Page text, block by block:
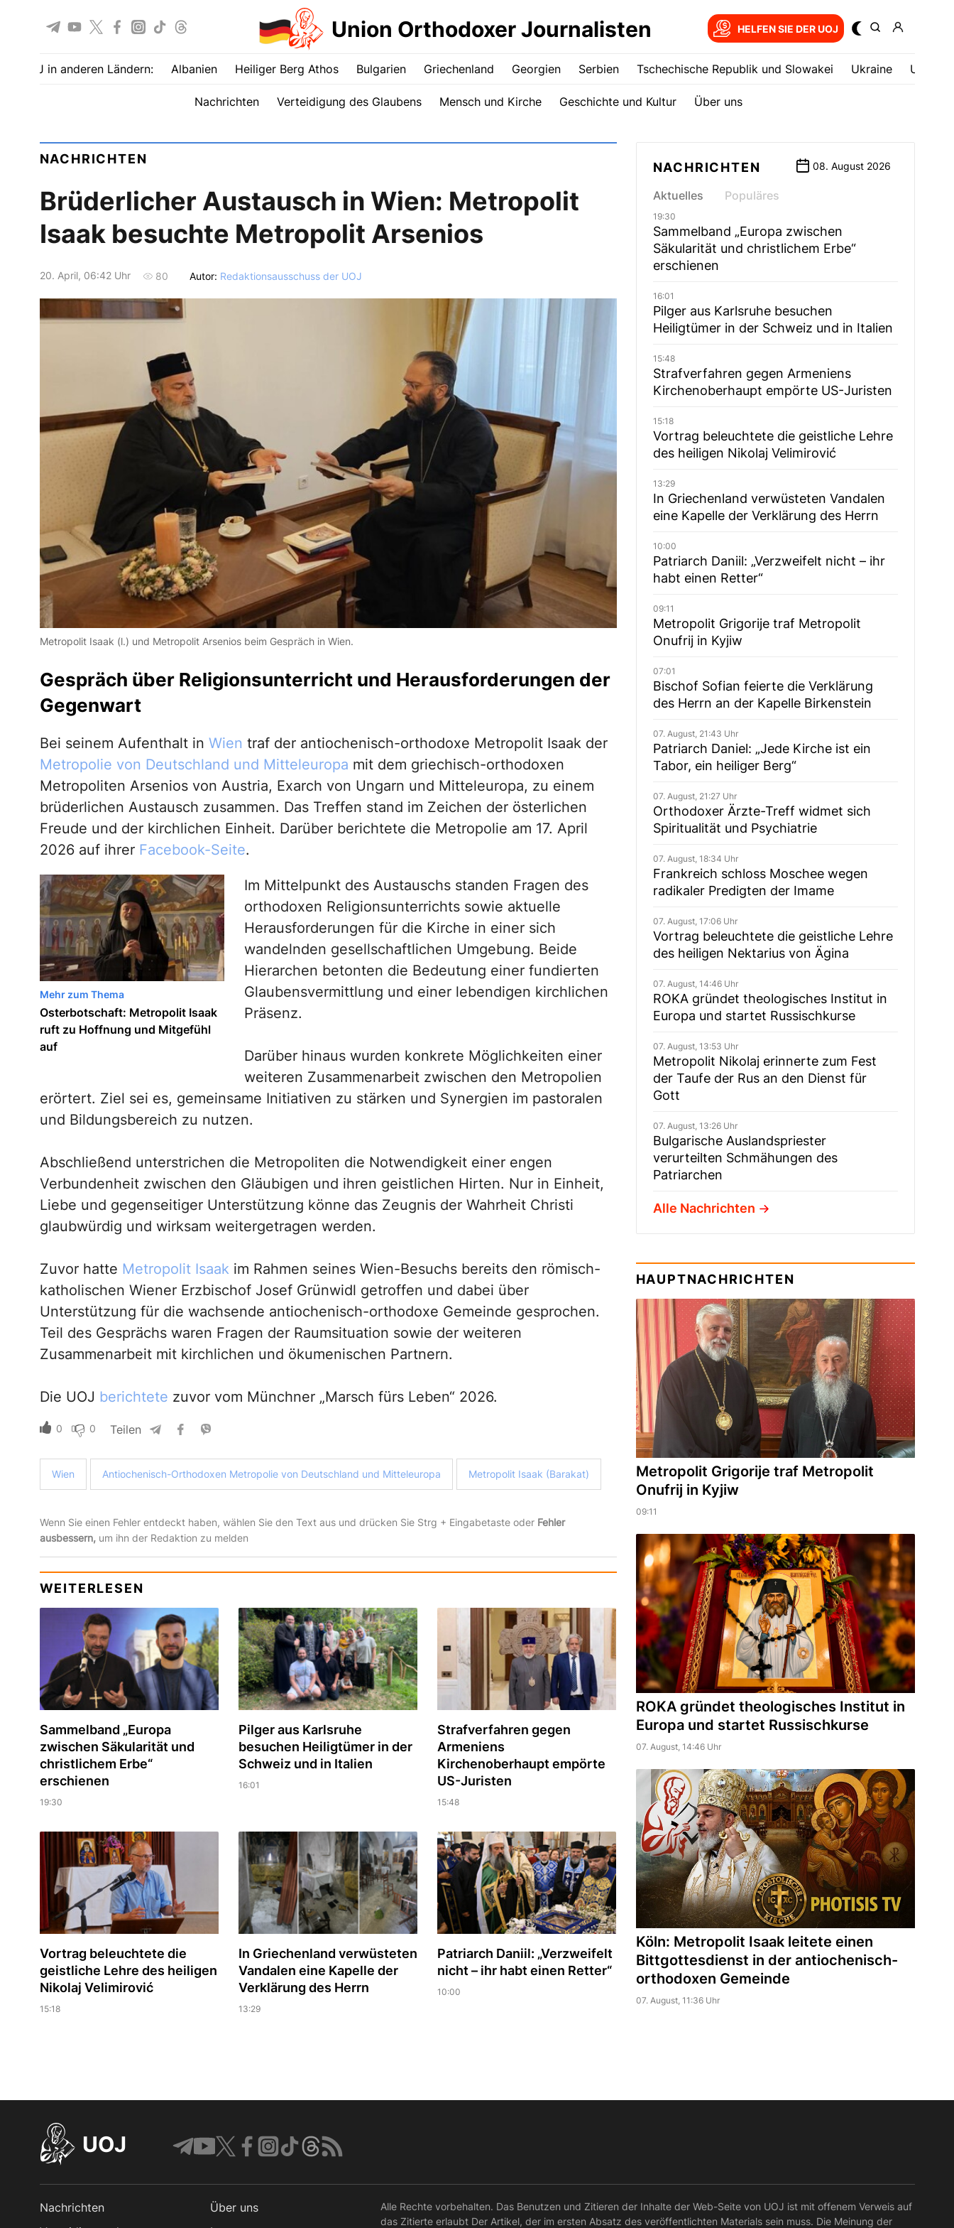
Union Orthodoxer Journalisten HELFEN SIE DER UOJ
UOJ in anderen Ländern: Albanien Heiliger Berg Athos Bulgarien Griechenland Georgien Serbien Tschechische Republik und Slowakei Ukrainе USA
Nachrichten Verteidigung des Glaubens Mensch und Kirche Geschichte und Kultur Über uns
NACHRICHTEN
Brüderlicher Austausch in Wien: Metropolit
Isaak besuchte Metropolit Arsenios
20. April, 06:42 Uhr 80 Autor: Redaktionsausschuss der UOJ
Metropolit Isaak (l.) und Metropolit Arsenios beim Gespräch in Wien.
Gespräch über Religionsunterricht und Herausforderungen der
Gegenwart
Bei seinem Aufenthalt in Wien traf der antiochenisch-orthodoxe Metropolit Isaak der
Metropolie von Deutschland und Mitteleuropa mit dem griechisch-orthodoxen
Metropoliten Arsenios von Austria, Exarch von Ungarn und Mitteleuropa, zu einem
brüderlichen Austausch zusammen. Das Treffen stand im Zeichen der österlichen
Freude und der kirchlichen Einheit. Darüber berichtete die Metropolie am 17. April
2026 auf ihrer Facebook-Seite.
Mehr zum Thema
Osterbotschaft: Metropolit Isaak
ruft zu Hoffnung und Mitgefühl
auf
Im Mittelpunkt des Austauschs standen Fragen des
orthodoxen Religionsunterrichts sowie aktuelle
Herausforderungen für die Kirche in einer sich
wandelnden gesellschaftlichen Umgebung. Beide
Hierarchen betonten die Bedeutung einer fundierten
Glaubensvermittlung und einer lebendigen kirchlichen
Präsenz.
Darüber hinaus wurden konkrete Möglichkeiten einer
weiteren Zusammenarbeit zwischen den Metropolien
erörtert. Ziel sei es, gemeinsame Initiativen zu stärken und Synergien im pastoralen
und Bildungsbereich zu nutzen.
Abschließend unterstrichen die Metropoliten die Notwendigkeit einer engen
Verbundenheit zwischen den Gläubigen und ihren geistlichen Hirten. Nur in Einheit,
Liebe und gegenseitiger Unterstützung könne das Zeugnis der Wahrheit Christi
glaubwürdig und wirksam weitergetragen werden.
Zuvor hatte Metropolit Isaakim Rahmen seines Wien-Besuchs bereits den römisch-
katholischen Wiener Erzbischof Josef Grünwidl getroffen und dabei über
Unterstützung für die wachsende antiochenisch-orthodoxe Gemeinde gesprochen.
Teil des Gesprächs waren Fragen der Raumsituation sowie der weiteren
Zusammenarbeit mit kirchlichen und ökumenischen Partnern.
Die UOJ berichtete zuvor vom Münchner „Marsch fürs Leben“ 2026.
0 0 Teilen
Wien Antiochenisch-Orthodoxen Metropolie von Deutschland und Mitteleuropa Metropolit Isaak (Barakat)
Wenn Sie einen Fehler entdeckt haben, wählen Sie den Text aus und drücken Sie Strg + Eingabetaste oder Fehler
ausbessern,um ihn der Redaktion zu melden
WEITERLESEN
Sammelband „Europa
zwischen Säkularität und
christlichem Erbe“
erschienen
19:30
Pilger aus Karlsruhe
besuchen Heiligtümer in der
Schweiz und in Italien
16:01
Strafverfahren gegen
Armeniens
Kirchenoberhaupt empörte
US-Juristen
15:48
Vortrag beleuchtete die
geistliche Lehre des heiligen
Nikolaj Velimirović
15:18
In Griechenland verwüsteten
Vandalen eine Kapelle der
Verklärung des Herrn
13:29
Patriarch Daniil: „Verzweifelt
nicht – ihr habt einen Retter“
10:00
NACHRICHTEN 08. August 2026
Aktuelles Populäres
19:30
Sammelband „Europa zwischen
Säkularität und christlichem Erbe“
erschienen
16:01
Pilger aus Karlsruhe besuchen
Heiligtümer in der Schweiz und in Italien
15:48
Strafverfahren gegen Armeniens
Kirchenoberhaupt empörte US-Juristen
15:18
Vortrag beleuchtete die geistliche Lehre
des heiligen Nikolaj Velimirović
13:29
In Griechenland verwüsteten Vandalen
eine Kapelle der Verklärung des Herrn
10:00
Patriarch Daniil: „Verzweifelt nicht – ihr
habt einen Retter“
09:11
Metropolit Grigorije traf Metropolit
Onufrij in Kyjiw
07:01
Bischof Sofian feierte die Verklärung
des Herrn an der Kapelle Birkenstein
07. August, 21:43 Uhr
Patriarch Daniel: „Jede Kirche ist ein
Tabor, ein heiliger Berg“
07. August, 21:27 Uhr
Orthodoxer Ärzte-Treff widmet sich
Spiritualität und Psychiatrie
07. August, 18:34 Uhr
Frankreich schloss Moschee wegen
radikaler Predigten der Imame
07. August, 17:06 Uhr
Vortrag beleuchtete die geistliche Lehre
des heiligen Nektarius von Ägina
07. August, 14:46 Uhr
ROKA gründet theologisches Institut in
Europa und startet Russischkurse
07. August, 13:53 Uhr
Metropolit Nikolaj erinnerte zum Fest
der Taufe der Rus an den Dienst für
Gott
07. August, 13:26 Uhr
Bulgarische Auslandspriester
verurteilten Schmähungen des
Patriarchen
Alle Nachrichten
HAUPTNACHRICHTEN
Metropolit Grigorije traf Metropolit
Onufrij in Kyjiw
09:11
ROKA gründet theologisches Institut in
Europa und startet Russischkurse
07. August, 14:46 Uhr
Köln: Metropolit Isaak leitete einen
Bittgottesdienst in der antiochenisch-
orthodoxen Gemeinde
07. August, 11:36 Uhr
UOJ
Nachrichten
Über uns
Alle Rechte vorbehalten. Das Benutzen und Zitieren der Inhalte der Web-Seite von UOJ ist mit offenem Verweis auf
das Zitierte erlaubt Der Artikel, der im ersten Absatz des veröffentlichten Materials sein muss. Die Meinung der